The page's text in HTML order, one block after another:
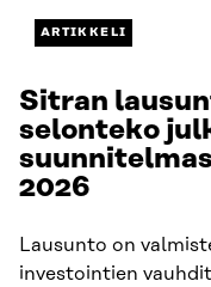
ARTIKKELI
Sitran
selonteko
2026
Lausunto on
investointien